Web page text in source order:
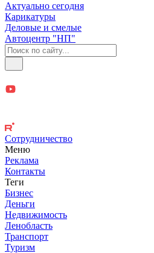
Актуально сегодня
Карикатуры
Деловые и смелые
Автоцентр "НП"
Сотрудничество
Меню
Реклама
Контакты
Теги
Бизнес
Деньги
Недвижимость
Ленобласть
Транспорт
Туризм